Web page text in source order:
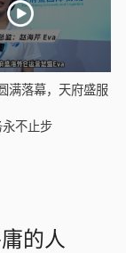
满落幕，天府盛服
永不止步
的人